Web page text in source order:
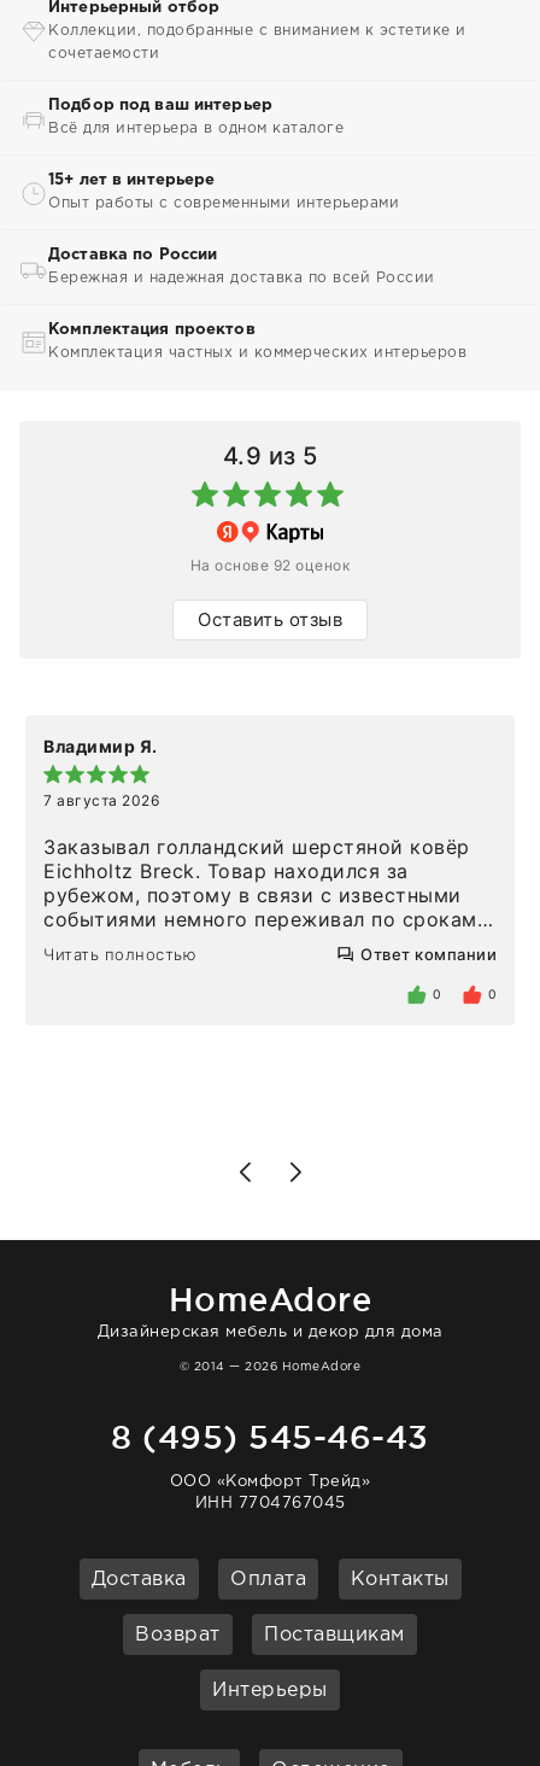
Интерьерный отбор
Коллекции, подобранные с вниманием к эстетике и
сочетаемости
Подбор под ваш интерьер
Всё для интерьера в одном каталоге
15+ лет в интерьере
Опыт работы с современными интерьерами
Доставка по России
Бережная и надежная доставка по всей России
Комплектация проектов
Комплектация частных и коммерческих интерьеров
4.9 из 5
На основе 92 оценок
Оставить отзыв
Владимир Я.
7 августа 2026
Заказывал голландский шерстяной ковёр
Eichholtz Breck. Товар находился за
рубежом, поэтому в связи с известными
событиями немного переживал по срокам.
Но homeadore привезли ровно в
определенное в договоре время, без
то качество выше всяких похвал. Выглядит
Читать полностью Ответ компании
0 0
HomeAdore
Дизайнерская мебель и декор для дома
© 2014 — 2026 HomeAdore
8 (495) 545-46-43
ООО «Комфорт Трейд»
ИНН 7704767045
Доставка Оплата Контакты
Возврат Поставщикам
Интерьеры